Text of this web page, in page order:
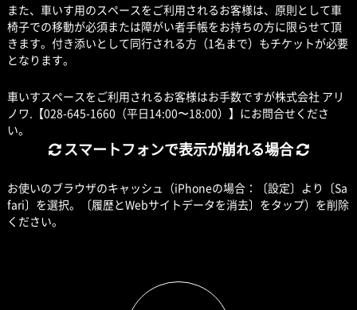
また、車いす用のスペースをご利用されるお客様は、原則として車
椅子での移動が必須または障がい者手帳をお持ちの方に限らせて頂
きます。付き添いとして同行される方（1名まで）もチケットが必要
となります。
車いすスペースをご利用されるお客様はお手数ですが株式会社 アリ
ノワ.【028-645-1660（平日14:00〜18:00）】にお問合せくださ
い。
スマートフォンで表示が崩れる場合
お使いのブラウザのキャッシュ（iPhoneの場合：〔設定〕より〔Sa
fari〕を選択。〔履歴とWebサイトデータを消去〕をタップ）を削除
ください。